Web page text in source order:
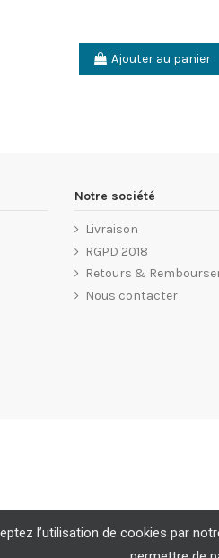
Ajouter au panier
Notre société
Livraison
RGPD 2018
Retours &
Nous contacter
l’utilisation de cookies par